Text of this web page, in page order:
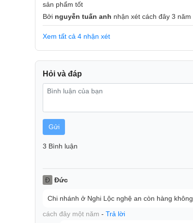
Vận hành êm ái
Tủ lạnhkhông phát ra những tiếng động
vận hành rất êm ái. Bạn sẽ không bị ảnh
mái nhất.
sản phẩm tốt
Bởi nguyễn tuấn anh nhận xét cách đây 3 năm
Xem tất cả 4 nhận xét
Hỏi và đáp
Gửi
3 Bình luận
Đ Đức
Chi nhánh ở Nghi Lộc nghệ an còn hàng
cách đây một năm - Trả lời